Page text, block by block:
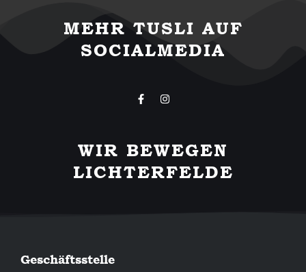
MEHR TUSLI AUF
SOCIALMEDIA
F
a
o
o
k
-
I
n
g
r
a
m
WIR BEWEGEN
LICHTERFELDE
Geschäftsstelle